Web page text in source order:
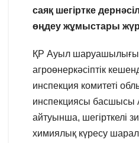
саяқ шегіртке
өңдеу жұмыстары
ҚР Ауыл шаруашылығы
агроөнеркәсіптік
инспекция комитеті
инспекциясы басшысы
айтуынша, шегірткелі
химиялық күресу